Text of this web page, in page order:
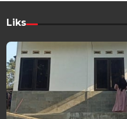
Liks